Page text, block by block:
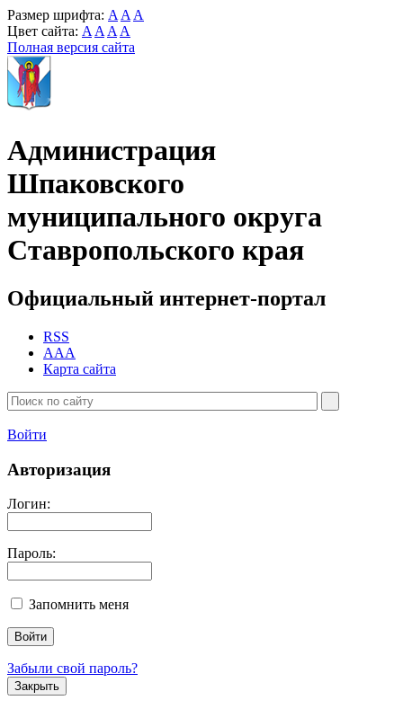
Размер шрифта: A A A
Цвет сайта: A A A A
Полная версия сайта
Администрация
Шпаковского
муниципального округа
Ставропольского края
Официальный интернет-портал
RSS
AAA
Карта сайта
Войти
Авторизация
Логин:
Пароль:
Запомнить меня
Забыли свой пароль?
Закрыть